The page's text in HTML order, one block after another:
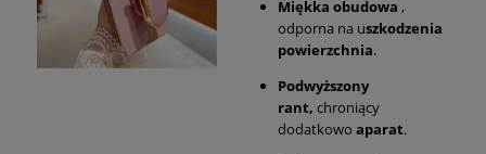
Miękka obudowa ,
odporna na uszkodzenia
powierzchnia.
Podwyższony
rant, chroniący
dodatkowo aparat.